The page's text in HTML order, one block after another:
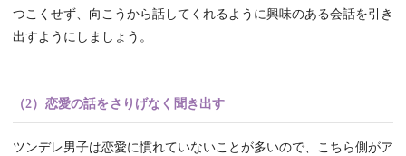
つこくせず、向こうから話してくれるように興味のある会話を引き
出すようにしましょう。
（2）恋愛の話をさりげなく聞き出す
ツンデレ男子は恋愛に慣れていないことが多いので、こちら側がア